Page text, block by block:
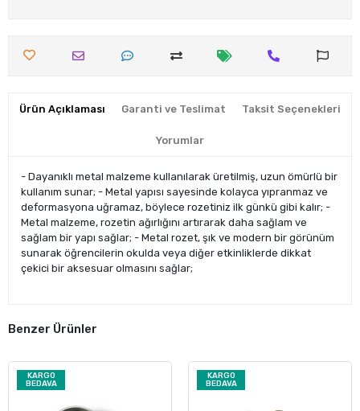
Ürün Açıklaması Garanti ve Teslimat Taksit Seçenekleri
Yorumlar
- Dayanıklı metal malzeme kullanılarak üretilmiş, uzun ömürlü bir
kullanım sunar; - Metal yapısı sayesinde kolayca yıpranmaz ve
deformasyona uğramaz, böylece rozetiniz ilk günkü gibi kalır; -
Metal malzeme, rozetin ağırlığını artırarak daha sağlam ve
sağlam bir yapı sağlar; - Metal rozet, şık ve modern bir görünüm
sunarak öğrencilerin okulda veya diğer etkinliklerde dikkat
çekici bir aksesuar olmasını sağlar;
Benzer Ürünler
KARGO
BEDAVA
KARGO
BEDAVA